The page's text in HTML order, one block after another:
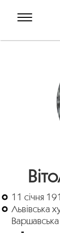
11 січня
Львівська